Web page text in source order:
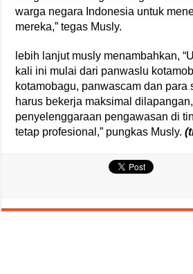
warga negara Indonesia untuk
mereka,” tegas Musly.
lebih lanjut musly menambahkan,
kali ini mulai dari panwaslu
kotamobagu, panwascam dan para
harus bekerja maksimal
penyelenggaraan pengawasan di
tetap profesional,” pungkas Musly.